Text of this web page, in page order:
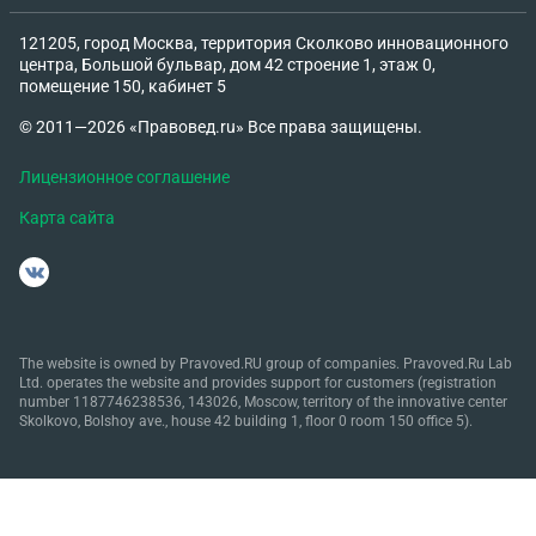
121205, город Москва, территория Сколково инновационного
центра, Большой бульвар, дом 42 строение 1, этаж 0,
помещение 150, кабинет 5
© 2011—2026 «Правовед.ru» Все права защищены.
Лицензионное соглашение
Карта сайта
The website is owned by Pravoved.RU group of companies. Pravoved.Ru Lab
Ltd. operates the website and provides support for customers (registration
number 1187746238536, 143026, Moscow, territory of the innovative center
Skolkovo, Bolshoy ave., house 42 building 1, floor 0 room 150 office 5).